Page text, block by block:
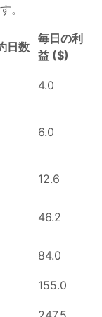
。
日数
毎日の利
益 ($)
4.0
6.0
12.6
46.2
84.0
155.0